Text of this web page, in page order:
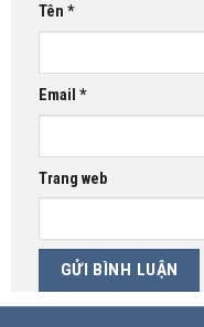
Tên *
Email *
Trang web